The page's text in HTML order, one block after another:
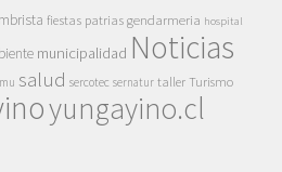
fiestas patrias gendarmeria hospital
municipalidad Noticias
salud sercotec sernatur taller Turismo
yungayino.cl